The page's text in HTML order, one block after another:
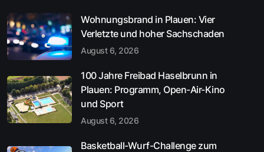
Wohnungsbrand in Plauen: Vier
Verletzte und hoher Sachschaden
August 6, 2026
100 Jahre Freibad Haselbrunn in
Plauen: Programm, Open-Air-Kino
und Sport
August 6, 2026
Basketball-Wurf-Challenge zum